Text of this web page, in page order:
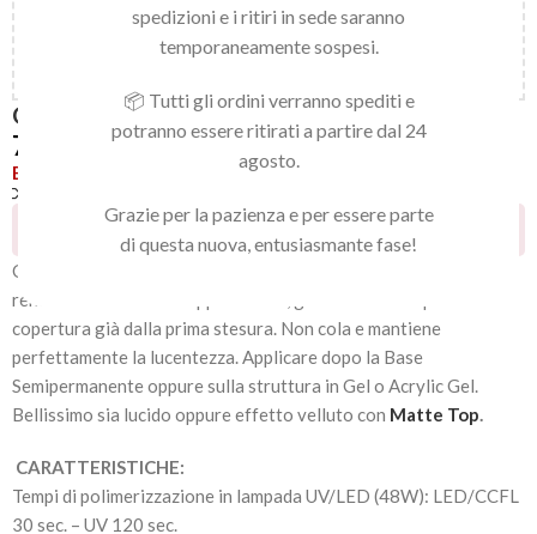
spedizioni e i ritiri in sede saranno
temporaneamente sospesi.
📦 Tutti gli ordini verranno spediti e
potranno essere ritirati a partire dal 24
agosto.
Grazie per la pazienza e per essere parte
di questa nuova, entusiasmante fase!
150,00€al carrello e ottieni la spedizione
GEL POLISH 139
7,92
Esaurito
Persone che guardano questo prodotto ora!
Gel polish 139 della collezione
rende facile e veloce l’applicazione, garantendo una perfetta
copertura già dalla prima stesura. Non cola e mantiene
perfettamente la lucentezza. Applicare dopo la Base
Semipermanente oppure sulla struttura in Gel o Acrylic Gel.
Bellissimo sia lucido oppure effetto velluto con Matte Top.
CARATTERISTICHE:
Tempi di polimerizzazione in lampada UV/LED (48W): LED/CCFL
30 sec. – UV 120 sec.